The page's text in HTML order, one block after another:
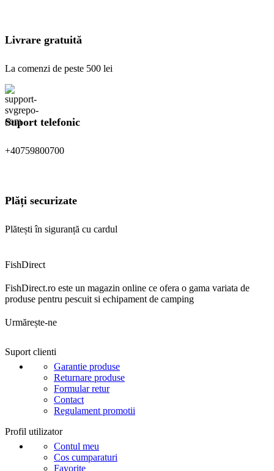
Livrare gratuită
La comenzi de peste 500 lei
Suport telefonic
+40759800700
Plăți securizate
Plătești în siguranță cu cardul
FishDirect
FishDirect.ro este un magazin online ce ofera o gama variata de
produse pentru pescuit si echipament de camping
Urmărește-ne
Suport clienti
Garantie produse
Returnare produse
Formular retur
Contact
Regulament promotii
Profil utilizator
Contul meu
Cos cumparaturi
Favorite